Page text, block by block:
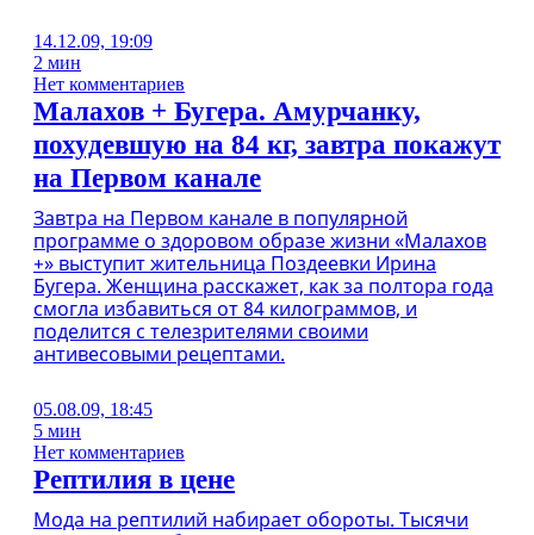
14.12.09, 19:09
2 мин
Нет комментариев
Малахов + Бугера. Амурчанку,
похудевшую на 84 кг, завтра покажут
на Первом канале
Завтра на Первом канале в популярной
программе о здоровом образе жизни «Малахов
+» выступит жительница Поздеевки Ирина
Бугера. Женщина расскажет, как за полтора года
смогла избавиться от 84 килограммов, и
поделится с телезрителями своими
антивесовыми рецептами.
05.08.09, 18:45
5 мин
Нет комментариев
Рептилия в цене
Мода на рептилий набирает обороты. Тысячи